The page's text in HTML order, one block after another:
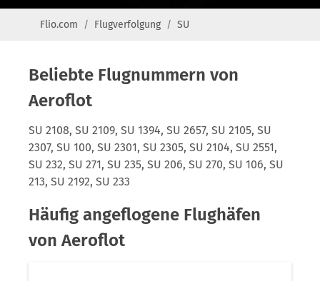
Flio.com Flugverfolgung SU
Beliebte Flugnummern von
Aeroflot
SU 2108, SU 2109, SU 1394, SU 2657, SU 2105, SU
2307, SU 100, SU 2301, SU 2305, SU 2104, SU 2551,
SU 232, SU 271, SU 235, SU 206, SU 270, SU 106, SU
213, SU 2192, SU 233
Häufig angeflogene Flughäfen
von Aeroflot